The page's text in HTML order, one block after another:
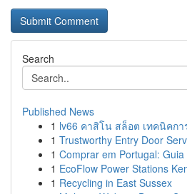
Search
Published News
1 lv66 คาสิโน สล็อต เทคนิคกา
1 Trustworthy Entry Door
1 Comprar em Portugal:
1 EcoFlow Power Stations
1 Recycling in East Sussex